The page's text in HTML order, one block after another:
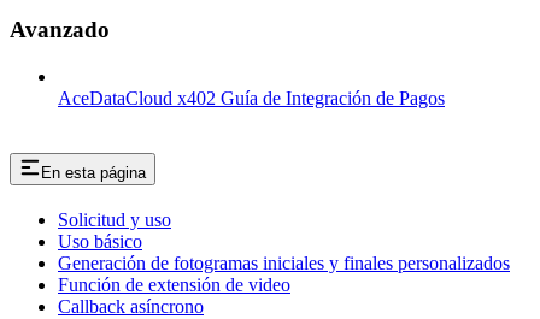
Avanzado
AceDataCloud x402 Guía de Integración de Pagos
En esta página
Solicitud y uso
Uso básico
Generación de fotogramas iniciales y finales personalizados
Función de extensión de video
Callback asíncrono